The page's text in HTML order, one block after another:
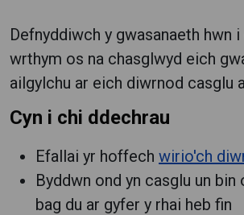
Defnyddiwch y gwasanaeth hwn
wrthym os na chasglwyd eich
ailgylchu ar eich diwrnod casglu
Cyn i chi ddechrau
Efallai yr hoffech wirio'ch
Byddwn ond yn casglu un bin
bag du ar gyfer y rhai heb fin